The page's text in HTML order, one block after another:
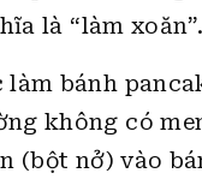
là “làm xoăn”.
bánh
không có
(bột nở) vào